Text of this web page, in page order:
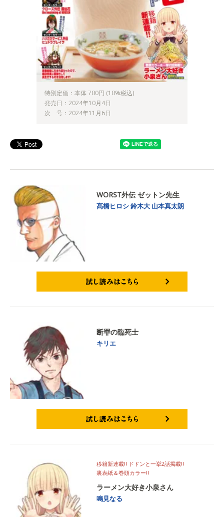
特別定価：本体 700円 (10%税込)
発売日：2024年10月4日
次 号：2024年11月6日
WORST外伝 ゼットン先生
髙橋ヒロシ鈴木大 山本真太朗
断罪の臨死士
キリエ
移籍新連載!! ドドンと一挙2話掲載!!
裏表紙＆巻頭カラー!!
ラーメン大好き小泉さん
鳴見なる